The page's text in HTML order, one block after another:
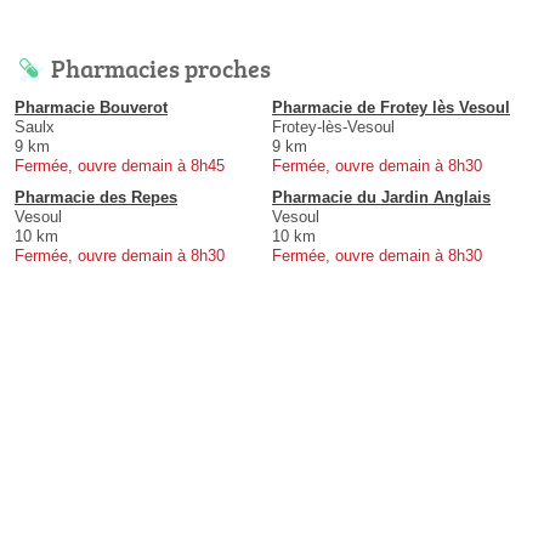
Pharmacies proches
Pharmacie Bouverot
Saulx
9 km
Fermée, ouvre demain à 8h45
Pharmacie de Frotey lès Vesoul
Frotey-lès-Vesoul
9 km
Fermée, ouvre demain à 8h30
Pharmacie des Repes
Vesoul
10 km
Fermée, ouvre demain à 8h30
Pharmacie du Jardin Anglais
Vesoul
10 km
Fermée, ouvre demain à 8h30